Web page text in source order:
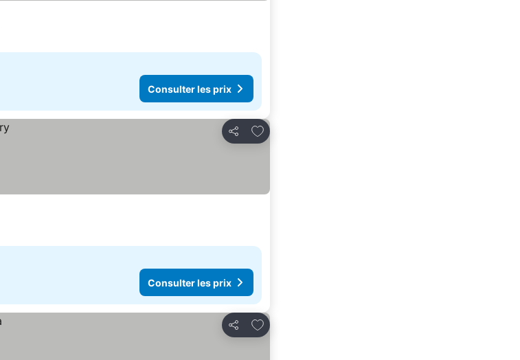
Consulter les prix
Partager
Ajouter à mes favoris
Consulter les prix
Partager
Ajouter à mes favoris